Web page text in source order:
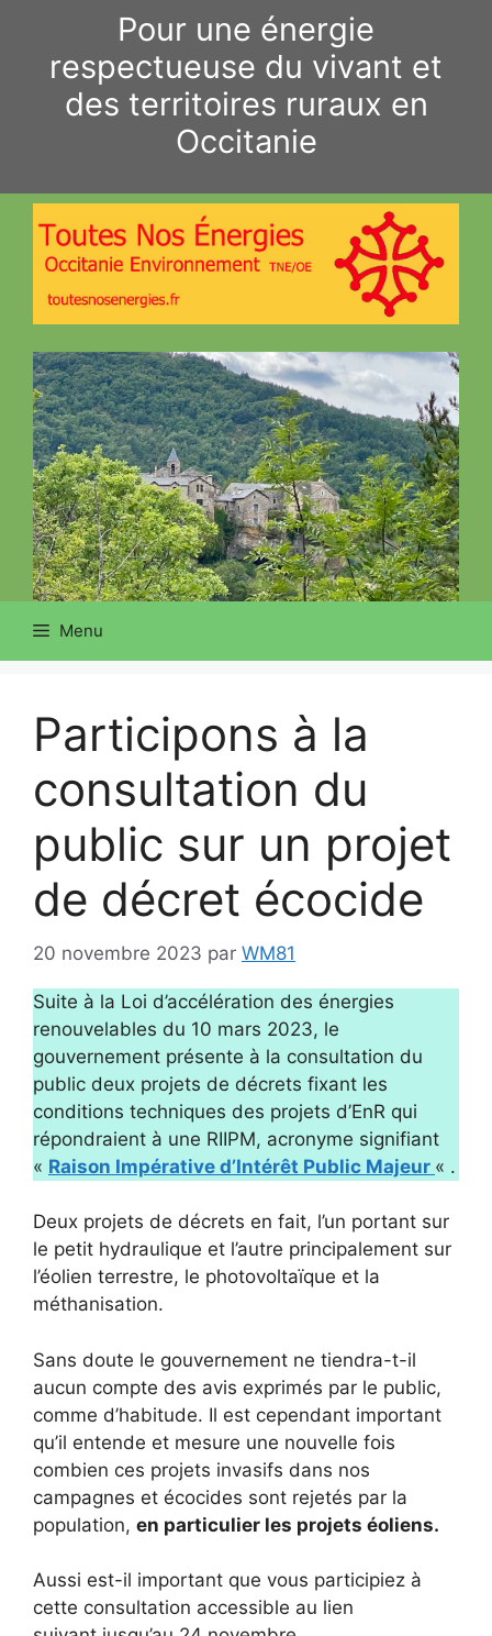
contenu
Pour une énergie
respectueuse du vivant et
des territoires ruraux en
Occitanie
Menu
Participons à la
consultation du
public sur un projet
de décret écocide
20 novembre 2023 par WM81
Suite à la Loi d’accélération des énergies
renouvelables du 10 mars 2023, le
gouvernement présente à la consultation du
public deux projets de décrets fixant les
conditions techniques des projets d’EnR qui
répondraient à une RIIPM, acronyme signifiant
« Raison Impérative d’Intérêt Public Majeur « .
Deux projets de décrets en fait, l’un portant sur
le petit hydraulique et l’autre principalement sur
l’éolien terrestre, le photovoltaïque et la
méthanisation.
Sans doute le gouvernement ne tiendra-t-il
aucun compte des avis exprimés par le public,
comme d’habitude. Il est cependant important
qu’il entende et mesure une nouvelle fois
combien ces projets invasifs dans nos
campagnes et écocides sont rejetés par la
population, en particulier les projets éoliens.
Aussi est-il important que vous participiez à
cette consultation accessible au lien